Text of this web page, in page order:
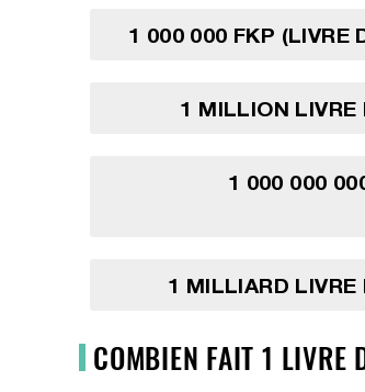
1 000 000 FKP (LIVRE
1 MILLION LIVRE
1 000 000
1 MILLIARD
COMBIEN FAIT 1 LIVRE